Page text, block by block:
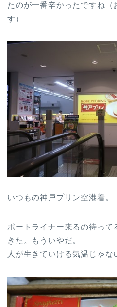
たのが一番辛かったですね（
す）
いつもの神戸プリン空港着。
ポートライナー来るの待って
きた。もういやだ。
人が生きていける気温じゃな